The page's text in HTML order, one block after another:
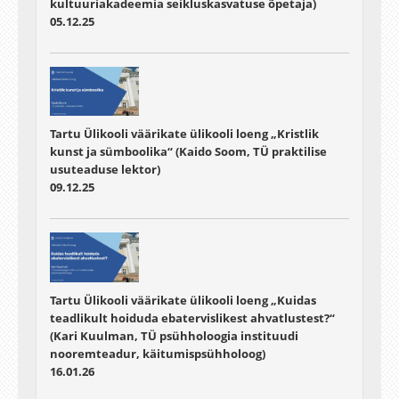
05.12.25
Tartu Ülikooli väärikate ülikooli loeng „Kristlik
kunst ja sümboolika“ (Kaido Soom, TÜ praktilise
usuteaduse lektor)
09.12.25
Tartu Ülikooli väärikate ülikooli loeng „Kuidas
teadlikult hoiduda ebatervislikest ahvatlustest?“
(Kari Kuulman, TÜ psühholoogia instituudi
nooremteadur, käitumispsühholoog)
16.01.26